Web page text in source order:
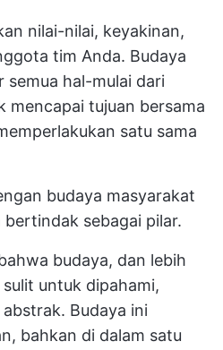
nilai-nilai, keyakinan,
tim Anda. Budaya
hal-mulai dari
mencapai tujuan bersama
satu sama
budaya masyarakat
sebagai pilar.
budaya, dan lebih
untuk dipahami,
Budaya ini
bahkan di dalam satu